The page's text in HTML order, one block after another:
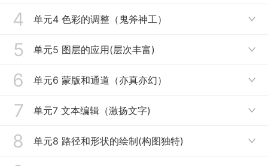
作业
教学内容
作业
4 单元4 色彩的调整（鬼斧神工） 
教学内容
作业
5 单元5 图层的应用(层次丰富) 
教学内容
作业
6 单元6 蒙版和通道（亦真亦幻） 
教学内容
7 单元7 文本编辑（激扬文字) 
教学内容
8 单元8 路径和形状的绘制(构图独特) 